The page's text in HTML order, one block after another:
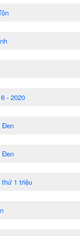
- 2020
Đen
Đen
1 triệu